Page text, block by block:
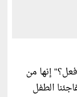
إنها من
الطفل